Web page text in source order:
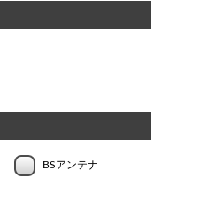
BSアンテナ